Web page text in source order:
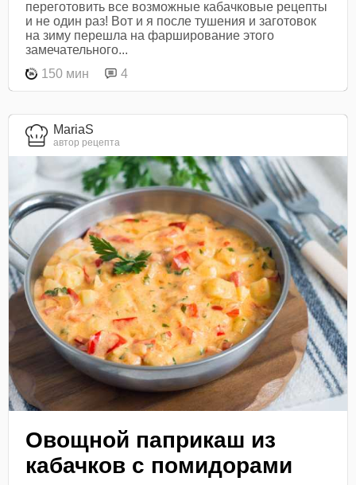
переготовить все возможные кабачковые рецепты
и не один раз! Вот и я после тушения и заготовок
на зиму перешла на фарширование этого
замечательного...
150 мин
4
MariaS
автор рецепта
Овощной паприкаш из
кабачков с помидорами